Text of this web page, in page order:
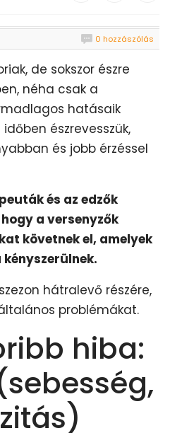
0 hozzászólás
de sokszor észre
néha csak a
hatásaik
észrevesszük,
és jobb érzéssel
és az edzők
a versenyzők
követnek el, amelyek
hátralevő részére,
problémákat.
hiba: